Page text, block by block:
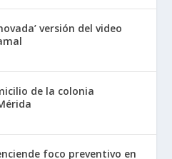
versión del video
de la colonia
foco preventivo en